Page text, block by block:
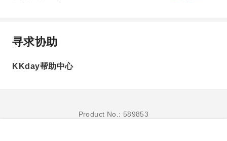
寻求协助
KKday帮助中心
Product No.: 589853